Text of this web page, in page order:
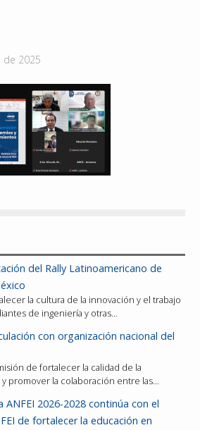
de 2025
del Rally Latinoamericano de
la cultura de la innovación y el trabajo
de ingeniería y otras…
con organización nacional del
de fortalecer la calidad de la
promover la colaboración entre las…
2026-2028 continúa con el
de fortalecer la educación en